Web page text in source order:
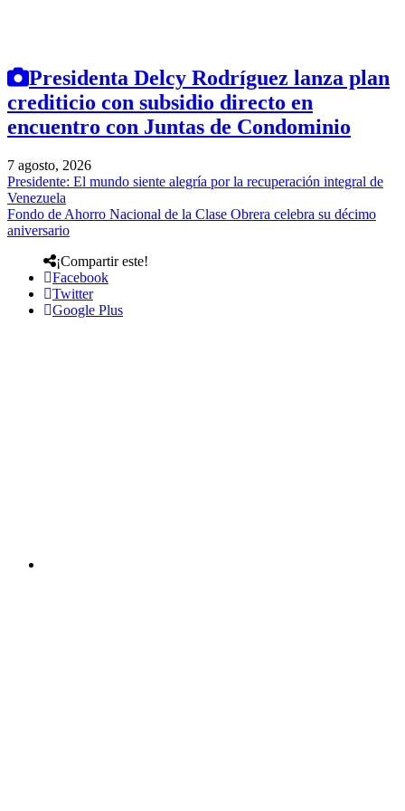
Presidenta Delcy Rodríguez lanza plan
crediticio con subsidio directo en
encuentro con Juntas de Condominio
7 agosto, 2026
Presidente: El mundo siente alegría por la recuperación integral de
Venezuela
Fondo de Ahorro Nacional de la Clase Obrera celebra su décimo
aniversario
¡Compartir este!
Facebook
Twitter
Google Plus